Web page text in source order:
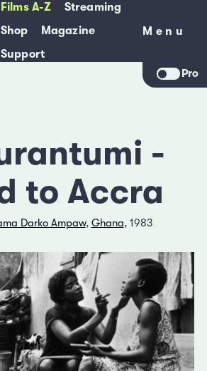
Films A-Z
Streaming
Shop
Magazine
Support
Menu
Menu
Pro
-
to Accra
Darko Ampaw, Ghana, 1983